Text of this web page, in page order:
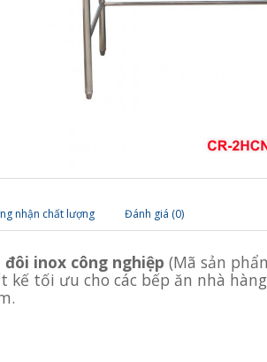
nhận chất lượng Đánh giá (0)
đôi inox công nghiệp (Mã sản
kế tối ưu cho các bếp ăn nhà